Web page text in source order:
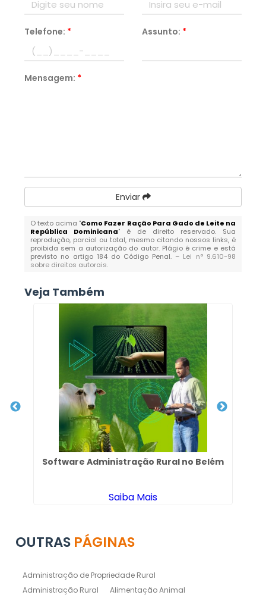
Telefone: * Assunto: *
Mensagem: *
Enviar
O texto acima "Como Fazer Ração Para Gado de Leite na
República Dominicana" é de direito reservado. Sua
reprodução, parcial ou total, mesmo citando nossos links, é
proibida sem a autorização do autor. Plágio é crime e está
previsto no artigo 184 do Código Penal. – Lei n° 9.610-98
sobre direitos autorais.
Veja Também
Software Administração Rural no Belém
Saiba Mais
OUTRAS PÁGINAS
Administração de Propriedade Rural
Administração Rural
Alimentação Animal